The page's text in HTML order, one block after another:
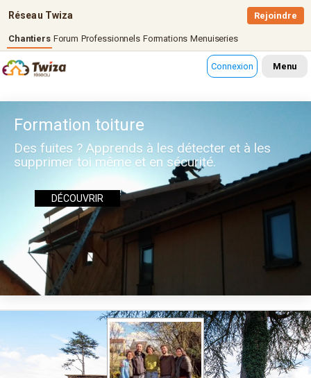
Réseau Twiza
Chantiers Forum Professionnels Formations Menuiseries
Rejoindre
Connexion Menu
Formation toiture
Des fuites ? Apprends à les détecter et à les
supprimer toi même et en sécurité.
DÉCOUVRIR